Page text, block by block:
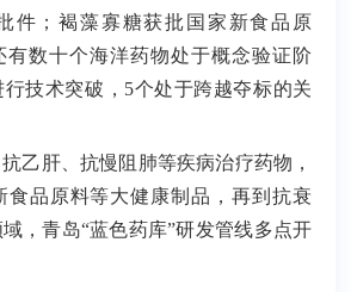
件；褐藻寡糖获批国家新食品原
数十个海洋药物处于概念验证阶
行技术突破，5个处于跨越夺标的关
肝、抗慢阻肺等疾病治疗药物，
食品原料等大健康制品，再到抗衰
，青岛“蓝色药库”研发管线多点开